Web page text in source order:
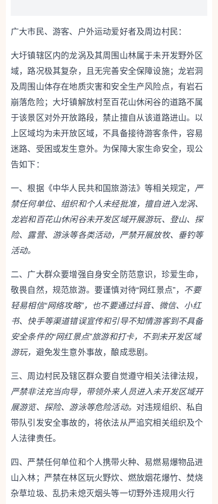
广大市民、游客、户外运动爱好者及周边村民：
大圩镇辖区内的龙涡及其周围山林属于未开发野外区
域，路况极其复杂，且无完善安全保障设施；龙岩洞
及周围山体存在地质灾害和安全生产风险点，有岩石
崩落危险；大圩镇解放村至百花山休闲谷的道路不属
于该景区对外开放路段，禁止擅自从该道路进山。以
上区域均为未开放区域，不具备接待游客条件，容易
迷路、受困或发生意外。为保障大家生命安全，现公
告如下：
一、根据《中华人民共和国旅游法》等相关规定， 严
禁任何单位、组织和个人未经批准，擅自进入龙涡、
龙岩和百花山休闲谷未开发区域开展游玩、登山、探
险、露营、游泳等各类活动，严禁开展放牧、垂钓等
活动。
二、广大群众要增强自身安全防范意识，珍爱生命，
敬畏自然，规范旅游。要谨慎对待“网红景点”， 不要
轻易相信“网络攻略”，也不要通过抖音、微信、小红
书、快手等渠道错误宣传和引导不知情游客到不具备
安全条件的“网红景点”旅游和打卡，不到未开发区域
游玩， 避免发生意外事故，酿成悲剧。
三、周边村民及辖区群众要自觉遵守相关法律法规，
严禁非法充当向导，带领外来人员进入未开发区域开
展游览、探险、游泳等危险活动。 对违规组织、私自
带队引发安全事故的，将依法从严追究相关组织及个
人法律责任。
四、严禁任何单位和个人携带火种、易燃易爆物品进
山入林；严禁在林区玩火野炊、燃放烟花爆竹、焚烧
杂草垃圾、乱扔未熄灭烟头等一切野外违规用火行